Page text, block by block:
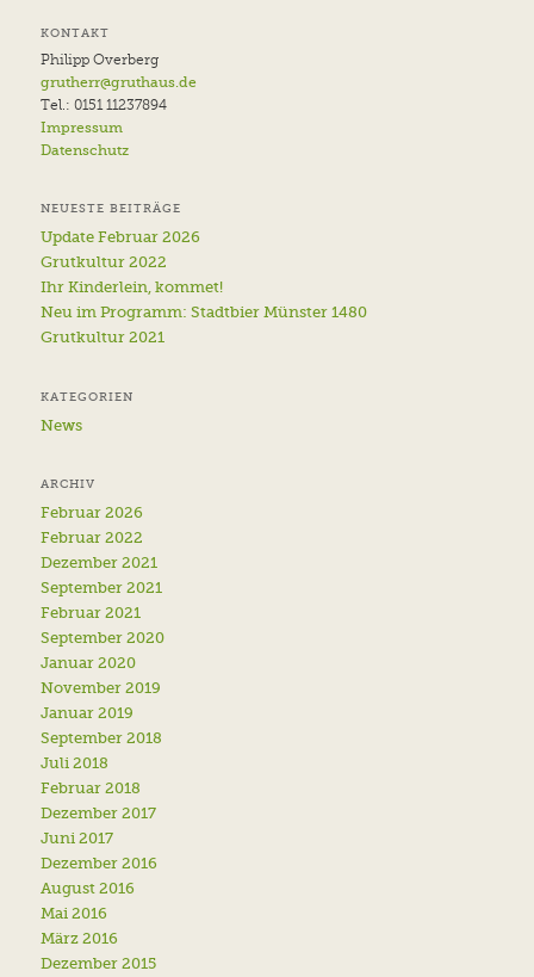
h
KONTAKT
Philipp Overberg
grutherr@gruthaus.de
Tel.: 0151 11237894
Impressum
Datenschutz
NEUESTE BEITRÄGE
Update Februar 2026
Grutkultur 2022
Ihr Kinderlein, kommet!
Neu im Programm: Stadtbier Münster 1480
Grutkultur 2021
KATEGORIEN
News
ARCHIV
Februar 2026
Februar 2022
Dezember 2021
September 2021
Februar 2021
September 2020
Januar 2020
November 2019
Januar 2019
September 2018
Juli 2018
Februar 2018
Dezember 2017
Juni 2017
Dezember 2016
August 2016
Mai 2016
März 2016
Dezember 2015